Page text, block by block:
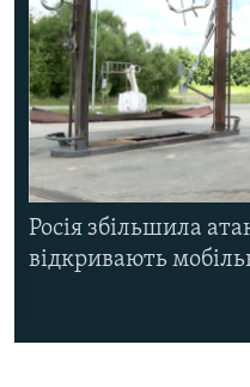
Росія збільшила
відкривають